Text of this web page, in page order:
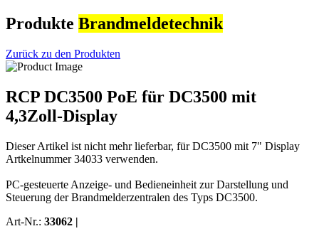
Produkte Brandmeldetechnik
Zurück zu den Produkten
RCP DC3500 PoE für DC3500 mit
4,3Zoll-Display
Dieser Artikel ist nicht mehr lieferbar, für DC3500 mit 7" Display
Artkelnummer 34033 verwenden.
PC-gesteuerte Anzeige- und Bedieneinheit zur Darstellung und
Steuerung der Brandmelderzentralen des Typs DC3500.
Art-Nr.: 33062 |